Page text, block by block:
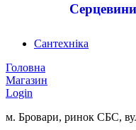
Сантехніка
Головна
Магазин
Login
м. Бровари, ринок СБС,